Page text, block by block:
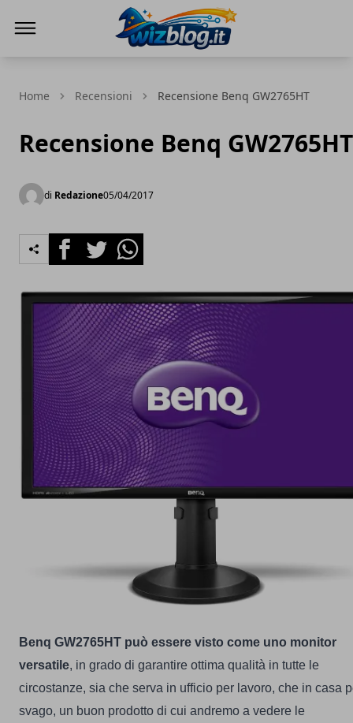
Home Recensioni Recensione Benq GW2765HT
Recensione Benq GW2765HT
di Redazione05/04/2017
FacebookTwitterWhatsapp
Benq GW2765HT può essere visto come uno monitor
versatile, in grado di garantire ottima qualità in tutte le
circostanze, sia che serva in ufficio per lavoro, che in casa
svago, un buon prodotto di cui andremo a vedere le